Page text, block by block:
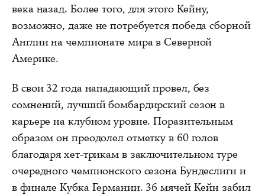
века назад. Более того, для этого Кейну,
возможно, даже не потребуется победа сборной
Англии на чемпионате мира в Северной
Америке.
В свои 32 года нападающий провел, без
сомнений, лучший бомбардирский сезон в
карьере на клубном уровне. Поразительным
образом он преодолел отметку в 60 голов
благодаря хет-трикам в заключительном туре
очередного чемпионского сезона Бундеслиги и
в финале Кубка Германии. 36 мячей Кейн забил